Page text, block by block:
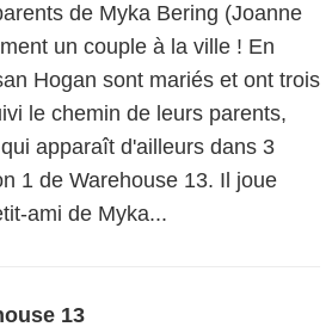
de Myka Bering (Joanne
un couple à la ville ! En
Hogan sont mariés et ont trois
le chemin de leurs parents,
apparaît d'ailleurs dans 3
1 de Warehouse 13. Il joue
ami de Myka...
13